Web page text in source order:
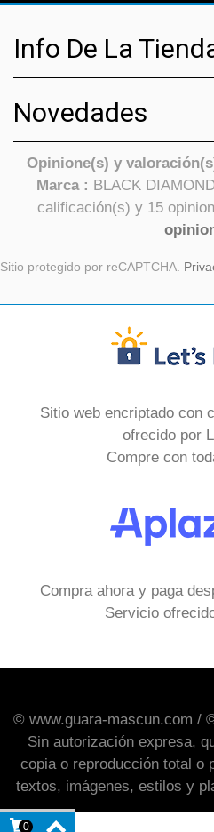
Info De La
Novedades
Opinione(s) y
Marca : BLACK
calificación(s) y 15
Sitio protegido por reCAPTCHA.
Sitio web encriptado con
ofrecido por
Compre con
Compra ahora y paga
Servicio
© www.guara-mascun.com /
Sin autorización expresa,
copia o reproducción total o
textos, imágenes, estilos y
0